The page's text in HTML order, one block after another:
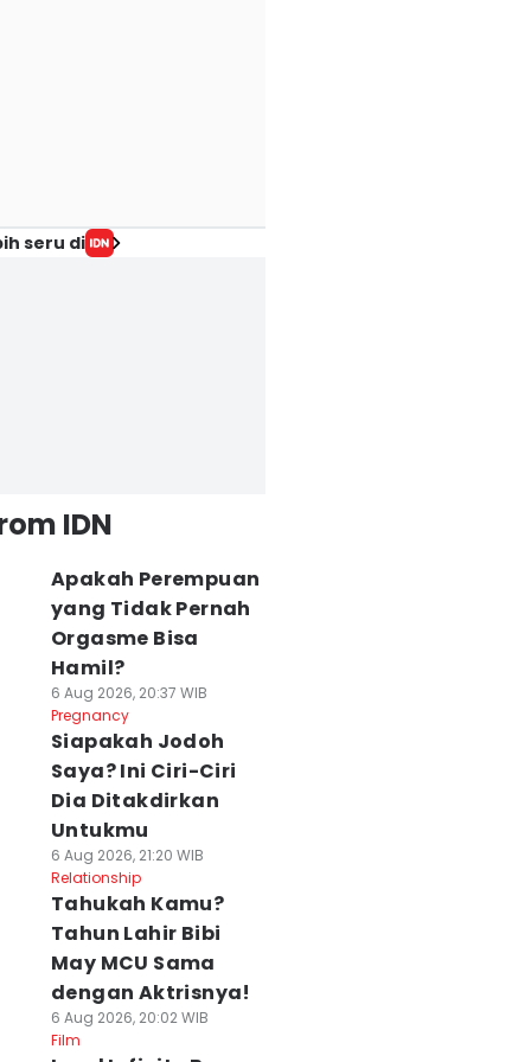
seru di
IDN
Apakah Perempuan
yang Tidak Pernah
Orgasme Bisa
Hamil?
6 Aug 2026, 20:37 WIB
Pregnancy
Siapakah Jodoh
Saya? Ini Ciri-Ciri
Dia Ditakdirkan
Untukmu
6 Aug 2026, 21:20 WIB
Relationship
Tahukah Kamu?
Tahun Lahir Bibi
May MCU Sama
dengan Aktrisnya!
6 Aug 2026, 20:02 WIB
Film